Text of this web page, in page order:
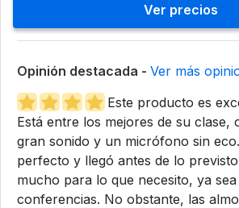
Ver precios
Opinión destacada - Ver más
Este producto es
Está entre los mejores de su clase,
gran sonido y un micrófono sin
perfecto y llegó antes de lo
mucho para lo que necesito, ya
conferencias. No obstante, las